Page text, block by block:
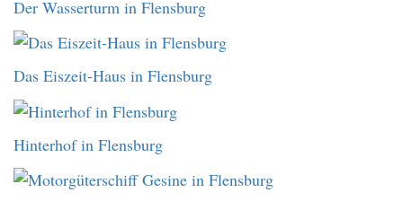
Der Wasserturm in Flensburg
Das Eiszeit-Haus in Flensburg
Hinterhof in Flensburg